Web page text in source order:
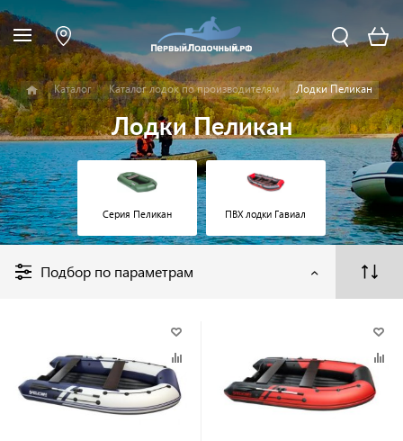
Каталог Каталог лодок по производителям Лодки Пеликан
Лодки Пеликан
Серия Пеликан ПВХ лодки Гавиал
Подбор по параметрам